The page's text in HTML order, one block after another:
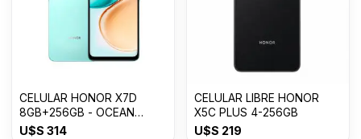
CELULAR HONOR X7D
8GB+256GB - OCEAN
CYAN
U$S 314
CELULAR LIBRE HONOR
X5C PLUS 4-256GB
U$S 219